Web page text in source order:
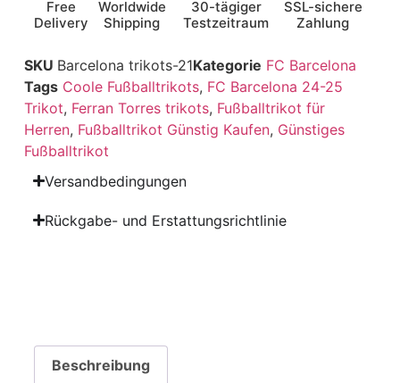
Free
Delivery
Worldwide
Shipping
30-tägiger
Testzeitraum
SSL-sichere
Zahlung
SKU Barcelona trikots-21Kategorie FC Barcelona
Tags Coole Fußballtrikots, FC Barcelona 24-25
Trikot, Ferran Torres trikots, Fußballtrikot für
Herren, Fußballtrikot Günstig Kaufen, Günstiges
Fußballtrikot
Versandbedingungen
Rückgabe- und Erstattungsrichtlinie
Beschreibung